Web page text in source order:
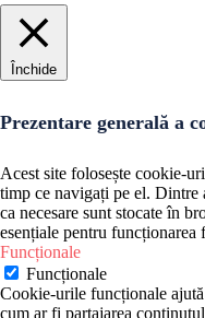
Închide
Prezentare generală a
Acest site folosește cookie-
timp ce navigați pe el. Dintre
ca necesare sunt stocate în
esențiale pentru funcționarea
Funcționale
Funcționale
Cookie-urile funcționale
cum ar fi partajarea